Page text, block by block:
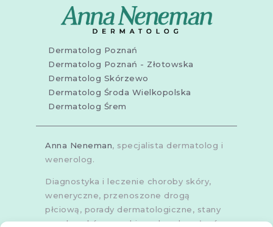
Dermatolog Poznań
Dermatolog Poznań - Złotowska
Dermatolog Skórzewo
Dermatolog Środa Wielkopolska
Dermatolog Śrem
Anna Neneman, specjalista dermatolog i
wenerolog.
Diagnostyka i leczenie choroby skóry,
weneryczne, przenoszone drogą
płciową, porady dermatologiczne, stany
zapalne skóry, grzybice, choroby włosów,